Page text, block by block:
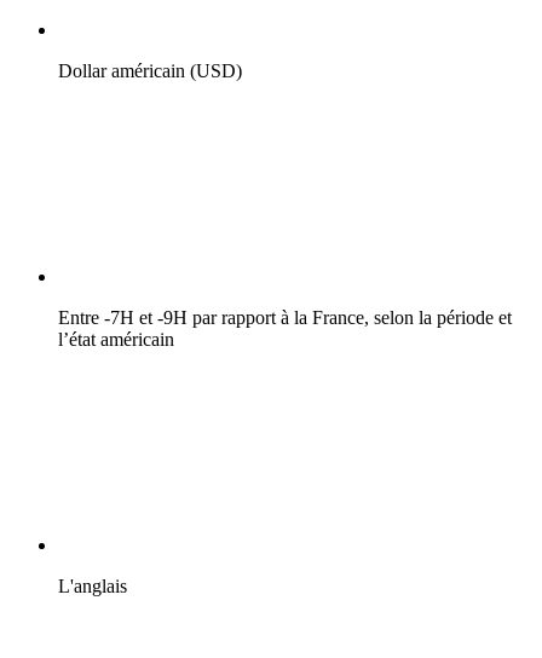
Dollar américain (USD)
Entre -7H et -9H par rapport à la France, selon la période et
l’état américain
L'anglais